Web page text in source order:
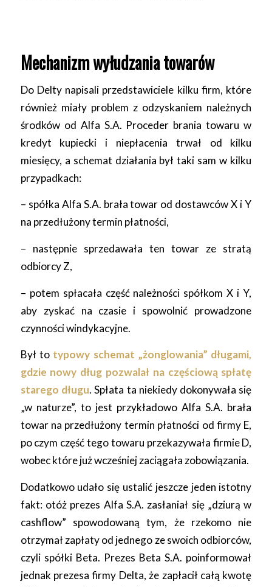
Mechanizm wyłudzania towarów
Do Delty napisali przedstawiciele kilku firm, które
również miały problem z odzyskaniem należnych
środków od Alfa S.A. Proceder brania towaru w
kredyt kupiecki i niepłacenia trwał od kilku
miesięcy, a schemat działania był taki sam w kilku
przypadkach:
– spółka Alfa S.A. brała towar od dostawców X i Y
na przedłużony termin płatności,
– następnie sprzedawała ten towar ze stratą
odbiorcy Z,
– potem spłacała część należności spółkom X i Y,
aby zyskać na czasie i spowolnić prowadzone
czynności windykacyjne.
Był to typowy schemat „żonglowania” długami,
gdzie nowy dług pozwalał na częściową spłatę
starego długu. Spłata ta niekiedy dokonywała się
„w naturze”, to jest przykładowo Alfa S.A. brała
towar na przedłużony termin płatności od firmy E,
po czym część tego towaru przekazywała firmie D,
wobec które już wcześniej zaciągała zobowiązania.
Dodatkowo udało się ustalić jeszcze jeden istotny
fakt: otóż prezes Alfa S.A. zasłaniał się „dziurą w
cashflow” spowodowaną tym, że rzekomo nie
otrzymał zapłaty od jednego ze swoich odbiorców,
czyli spółki Beta. Prezes Beta S.A. poinformował
jednak prezesa firmy Delta, że zapłacił całą kwotę